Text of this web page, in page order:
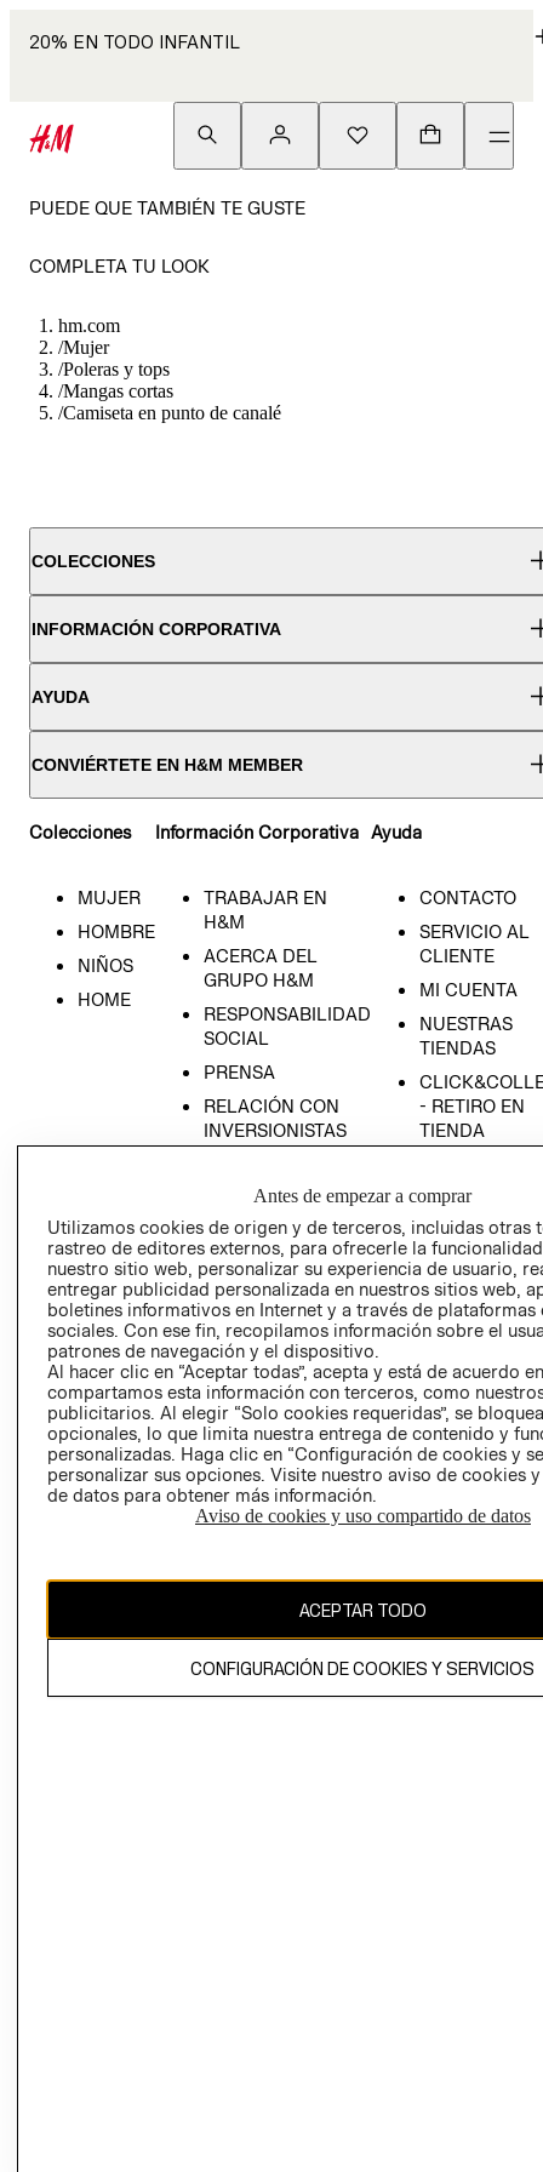
20% EN TODO INFANTIL
PUEDE QUE TAMBIÉN TE GUSTE
COMPLETA TU LOOK
hm.com
/Mujer
/Poleras y tops
/Mangas cortas
/Camiseta en punto de canalé
COLECCIONES
INFORMACIÓN CORPORATIVA
AYUDA
CONVIÉRTETE EN H&M MEMBER
Colecciones
MUJER
HOMBRE
NIÑOS
HOME
Información Corporativa
TRABAJAR EN
H&M
ACERCA DEL
GRUPO H&M
RESPONSABILIDAD
SOCIAL
PRENSA
RELACIÓN CON
INVERSIONISTAS
EMPRESARIAL
Ayuda
CONTACTO
SERVICIO AL
CLIENTE
MI CUENTA
NUESTRAS
TIENDAS
- RETIRO EN
TIENDA
CONDICIONES
AVISO DE
PRIVACIDAD
GIFT CARD
AVISO DE
COOKIES
Chile ($)
El contenido de esta página web está protegido por copyright y es
propiedad de H&M Hennes & Mauritz AB.
Antes de empezar a comprar
Utilizamos cookies de origen y de terceros, incluidas otras
rastreo de editores externos, para ofrecerle la
nuestro sitio web, personalizar su experiencia de usuario,
entregar publicidad personalizada en nuestros sitios web,
boletines informativos en Internet y a través de plataformas
sociales. Con ese fin, recopilamos información sobre el
patrones de navegación y el dispositivo.
Al hacer clic en “Aceptar todas”, acepta y está de acuerdo
compartamos esta información con terceros, como
publicitarios. Al elegir “Solo cookies requeridas”, se
opcionales, lo que limita nuestra entrega de contenido y
personalizadas. Haga clic en “Configuración de cookies y
personalizar sus opciones. Visite nuestro aviso de cookies
de datos para obtener más información.
Aviso de cookies y uso compartido de datos
ACEPTAR TODO
CONFIGURACIÓN DE COOKIES Y SERVICIOS